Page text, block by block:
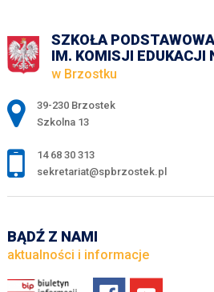
SZKOŁA PODSTAWOWA
IM. KOMISJI EDUKACJI
w Brzostku
Adres pocztowy:
39-230 Brzostek
Szkolna 13
14 68 30 313
sekretariat@spbrzostek.pl
BĄDŹ Z NAMI
aktualności i informacje